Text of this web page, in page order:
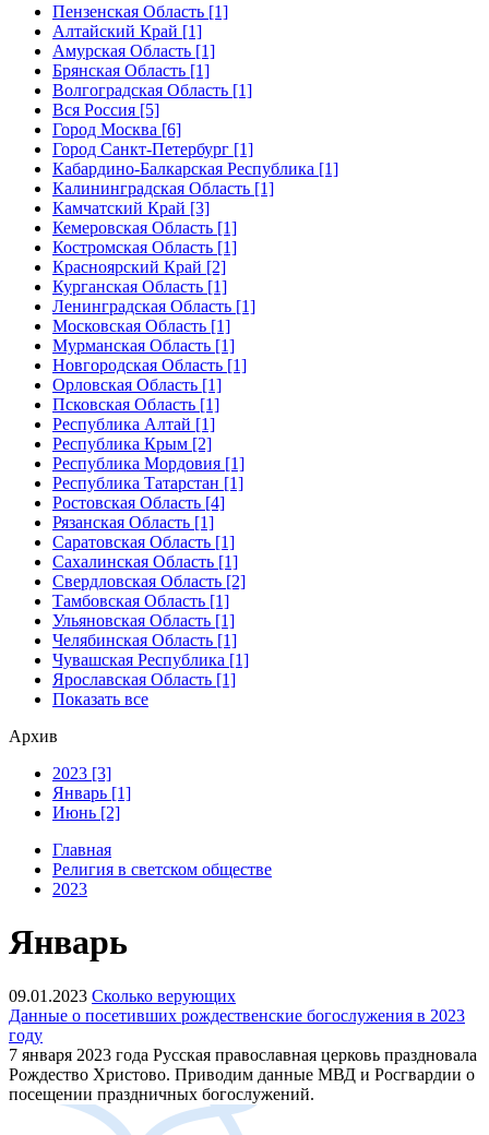
Пензенская Область [1]
Алтайский Край [1]
Амурская Область [1]
Брянская Область [1]
Волгоградская Область [1]
Вся Россия [5]
Город Москва [6]
Город Санкт-Петербург [1]
Кабардино-Балкарская Республика [1]
Калининградская Область [1]
Камчатский Край [3]
Кемеровская Область [1]
Костромская Область [1]
Красноярский Край [2]
Курганская Область [1]
Ленинградская Область [1]
Московская Область [1]
Мурманская Область [1]
Новгородская Область [1]
Орловская Область [1]
Псковская Область [1]
Республика Алтай [1]
Республика Крым [2]
Республика Мордовия [1]
Республика Татарстан [1]
Ростовская Область [4]
Рязанская Область [1]
Саратовская Область [1]
Сахалинская Область [1]
Свердловская Область [2]
Тамбовская Область [1]
Ульяновская Область [1]
Челябинская Область [1]
Чувашская Республика [1]
Ярославская Область [1]
Показать все
Архив
2023 [3]
Январь [1]
Июнь [2]
Главная
Религия в светском обществе
2023
Январь
09.01.2023 Сколько верующих
Данные о посетивших рождественские богослужения в 2023
году
7 января 2023 года Русская православная церковь праздновала
Рождество Христово. Приводим данные МВД и Росгвардии о
посещении праздничных богослужений.